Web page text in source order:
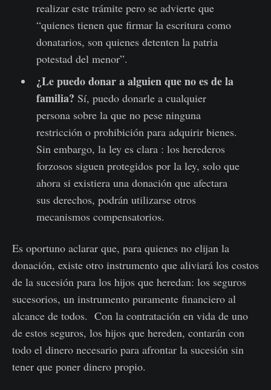
realizar este trámite pero se advierte que
“quienes tienen que firmar la escritura como
donatarios, son quienes detenten la patria
potestad del menor”.
¿Le puedo donar a alguien que no es de la
familia? Sí, puedo donarle a cualquier
persona sobre la que no pese ninguna
restricción o prohibición para adquirir bienes.
Sin embargo, la ley es clara : los herederos
forzosos siguen protegidos por la ley, solo que
ahora si existiera una donación que afectara
sus derechos, podrán utilizarse otros
mecanismos compensatorios.
Es oportuno aclarar que, para quienes no elijan la
donación, existe otro instrumento que aliviará los costos
de la sucesión para los hijos que heredan: los seguros
sucesorios, un instrumento puramente financiero al
alcance de todos. Con la contratación en vida de uno
de estos seguros, los hijos que hereden, contarán con
todo el dinero necesario para afrontar la sucesión sin
tener que poner dinero propio.